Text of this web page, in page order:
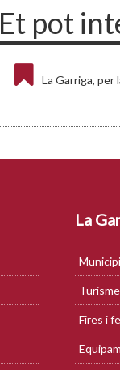
Et pot
La Garriga, per
La
Municipi
Fires i